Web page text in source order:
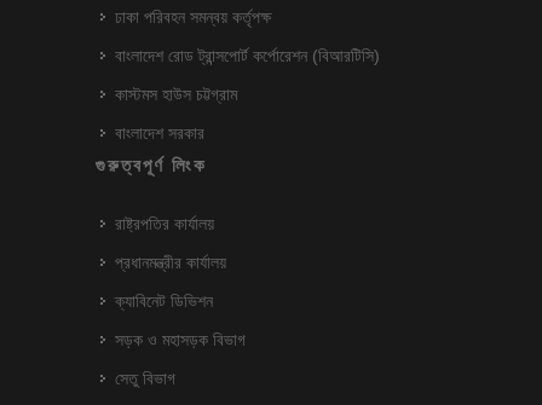
ঢাকা পরিবহন সমন্বয় কর্তৃপক্ষ
বাংলাদেশ রোড ট্রান্সপোর্ট কর্পোরেশন (বিআরটিসি)
কাস্টমস হাউস চট্টগ্রাম
বাংলাদেশ সরকার
গুরুত্বপূর্ণ লিংক
রাষ্ট্রপতির কার্যালয়
প্রধানমন্ত্রীর কার্যালয়
ক্যাবিনেট ডিভিশন
সড়ক ও মহাসড়ক বিভাগ
সেতু বিভাগ